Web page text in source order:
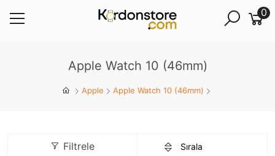
0
Apple Watch 10 (46mm)
Apple Apple Watch 10 (46mm)
Filtrele